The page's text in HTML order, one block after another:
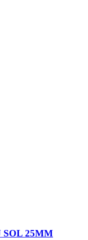
25MM